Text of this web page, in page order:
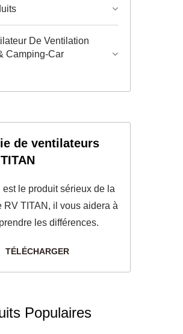
De Ventilation
Camping-Car
de ventilateurs
est le produit sérieux de la
RV TITAN, il vous aidera à
les différences.
TÉLÉCHARGER
Populaires